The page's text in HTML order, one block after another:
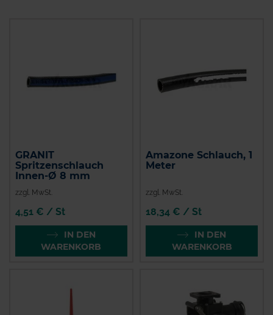
GRANIT
Spritzenschlauch
Innen-Ø 8 mm
zzgl. MwSt.
4,51 € / St
IN DEN
WARENKORB
Amazone Schlauch, 1
Meter
zzgl. MwSt.
18,34 € / St
IN DEN
WARENKORB